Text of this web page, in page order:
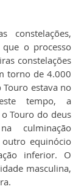
constelações,
que o processo
constelações
torno de 4.000
Touro estava no
tempo, a
Touro do deus
culminação
equinócio
inferior. O
masculina,